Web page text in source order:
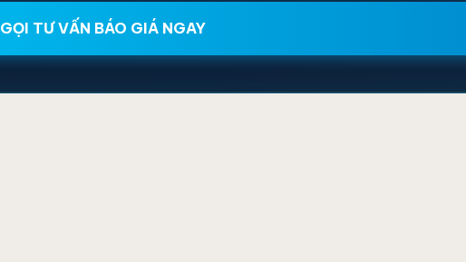
GỌI TƯ VẤN BÁO GIÁ NGAY